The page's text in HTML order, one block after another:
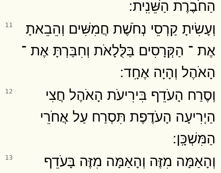
הַחֹבֶרֶת הַשֵּׁנִֽית ׃
11
וְעָשִׂיתָ קַרְסֵי נְחֹשֶׁת חֲמִשִּׁים וְהֵבֵאתָ
אֶת ־ הַקְּרָסִים בַּלֻּלָאֹת וְחִבַּרְתָּ אֶת ־
הָאֹהֶל וְהָיָה אֶחָֽד ׃
12
וְסֶרַח הָעֹדֵף בִּירִיעֹת הָאֹהֶל חֲצִי
הַיְרִיעָה הָעֹדֶפֶת תִּסְרַח עַל אֲחֹרֵי
הַמִּשְׁכָּֽן ׃
13
וְהָאַמָּה מִזֶּה וְהָאַמָּה מִזֶּה בָּעֹדֵף